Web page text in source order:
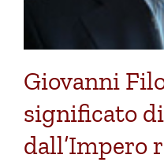
Giovanni
significato
dall’Impero